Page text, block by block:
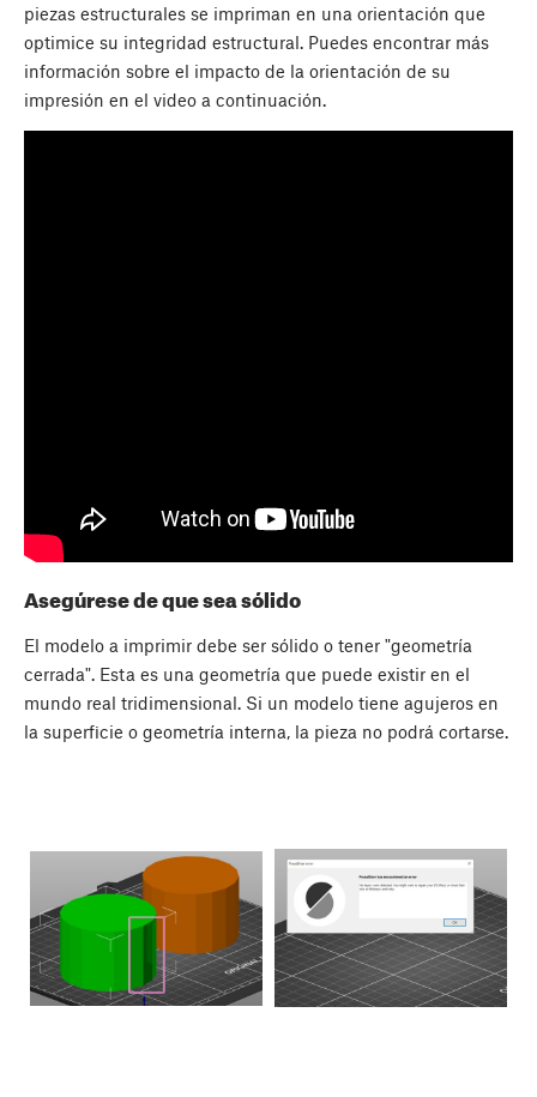
piezas estructurales se impriman en una orientación que
optimice su integridad estructural. Puedes encontrar más
información sobre el impacto de la orientación de su
impresión en el video a continuación.
Asegúrese de que sea sólido
El modelo a imprimir debe ser sólido o tener "geometría
cerrada". Esta es una geometría que puede existir en el
mundo real tridimensional. Si un modelo tiene agujeros en
la superficie o geometría interna, la pieza no podrá cortarse.